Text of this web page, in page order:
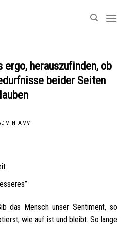
herauszufinden, ob
beider Seiten
das Mensch unser Sentiment, so
wie auf ist und bleibt. So lange